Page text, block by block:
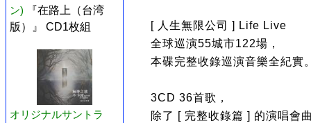
ン)
『在路上（台湾
版）』 CD1枚組
オリジナルサントラ
[ 人生無限公司 ] Life Live
全球巡演55城市122場，
本碟完整收錄巡演音樂全紀實
3CD 36首歌，
除了 [ 完整收錄篇 ] 的演唱會